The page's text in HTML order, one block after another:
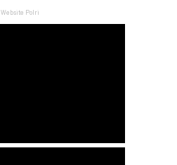
Website Polri